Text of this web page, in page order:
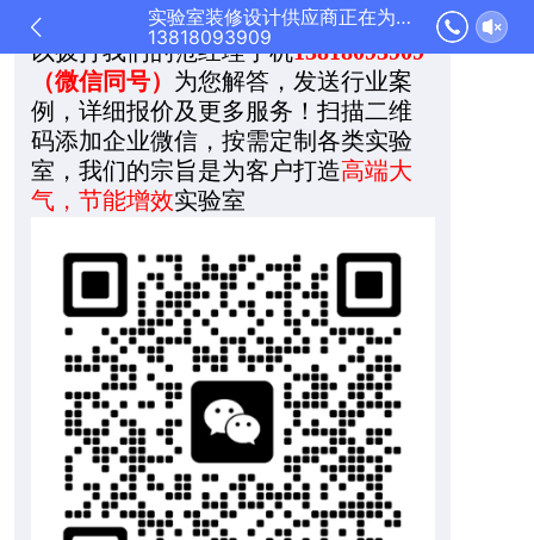
实验室装修设计供应商正在为您服务
13818093909
机号码
，稍后我们将与你联系，您可
以拨打我们的范经理手机13818093909
（微信同号） 为您解答，发送行业案
例，详细报价及更多服务！扫描二维
码添加企业微信，按需定制各类实验
室，我们的宗旨是为客户打造高端大
气，节能增效实验室